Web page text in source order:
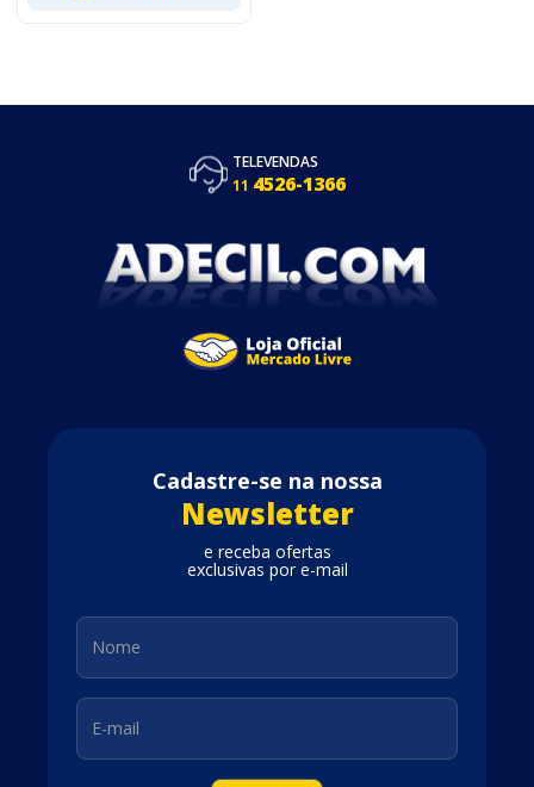
TELEVENDAS
11 4526-1366
Cadastre-se na nossa
Newsletter
e receba ofertas
exclusivas por e-mail